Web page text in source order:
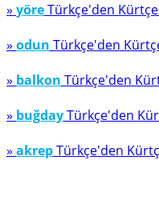
» yöreTürkçe'den
» odun Türkçe'den
» balkon Türkçe'den
» buğdayTürkçe'den
» akrepTürkçe'den